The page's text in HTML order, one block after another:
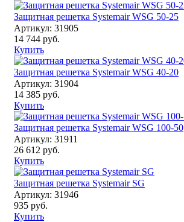
Защитная решетка Systemair WSG 50-25
Артикул: 31905
14 744 руб.
Купить
Защитная решетка Systemair WSG 40-20
Артикул: 31904
14 385 руб.
Купить
Защитная решетка Systemair WSG 100-50
Артикул: 31911
26 612 руб.
Купить
Защитная решетка Systemair SG
Артикул: 31946
935 руб.
Купить